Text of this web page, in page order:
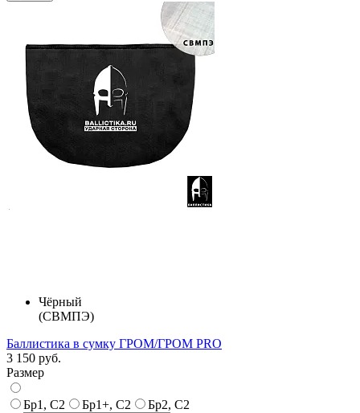
Чёрный
(СВМПЭ)
Баллистика в сумку ГРОМ/ГРОМ PRO
3 150 руб.
Размер
Бр1, С2 Бр1+, С2 Бр2, С2